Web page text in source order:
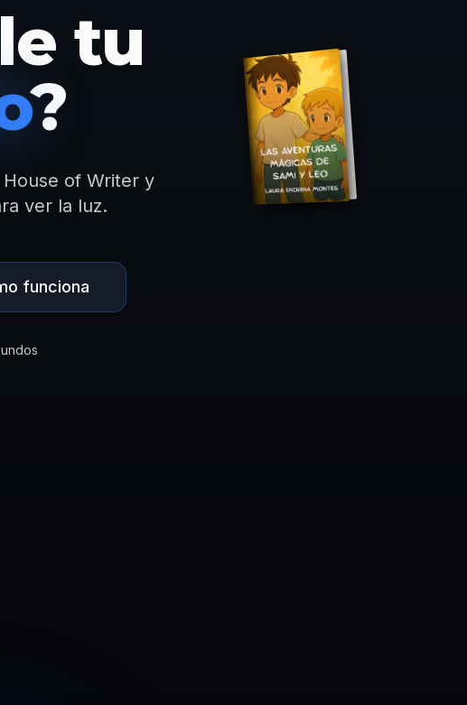
editorial
tu
?
of Writer y
ver la luz.
funciona